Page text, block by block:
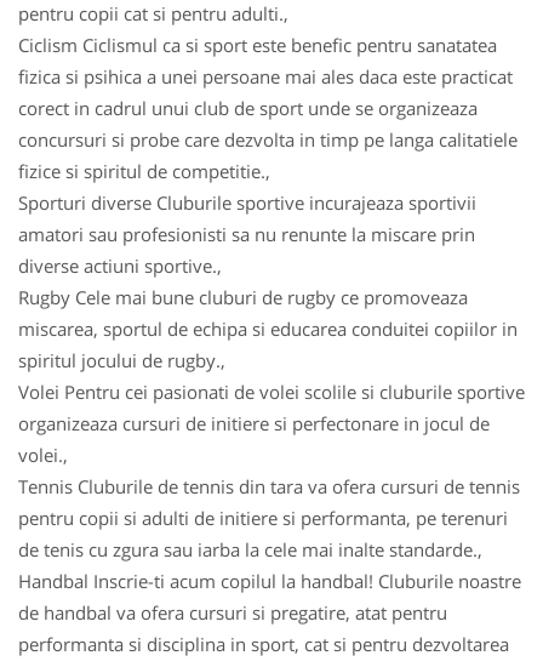
pentru copii cat si pentru adulti.,
Ciclism Ciclismul ca si sport este benefic pentru sanatatea
fizica si psihica a unei persoane mai ales daca este practicat
corect in cadrul unui club de sport unde se organizeaza
concursuri si probe care dezvolta in timp pe langa calitatiele
fizice si spiritul de competitie.,
Sporturi diverse Cluburile sportive incurajeaza sportivii
amatori sau profesionisti sa nu renunte la miscare prin
diverse actiuni sportive.,
Rugby Cele mai bune cluburi de rugby ce promoveaza
miscarea, sportul de echipa si educarea conduitei copiilor in
spiritul jocului de rugby.,
Volei Pentru cei pasionati de volei scolile si cluburile sportive
organizeaza cursuri de initiere si perfectonare in jocul de
volei.,
Tennis Cluburile de tennis din tara va ofera cursuri de tennis
pentru copii si adulti de initiere si performanta, pe terenuri
de tenis cu zgura sau iarba la cele mai inalte standarde.,
Handbal Inscrie-ti acum copilul la handbal! Cluburile noastre
de handbal va ofera cursuri si pregatire, atat pentru
performanta si disciplina in sport, cat si pentru dezvoltarea